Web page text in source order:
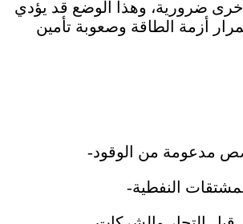
أخرى ضرورية، وهذا الوضع قد يؤدي
أزمة الطاقة وصعوبة تأمين